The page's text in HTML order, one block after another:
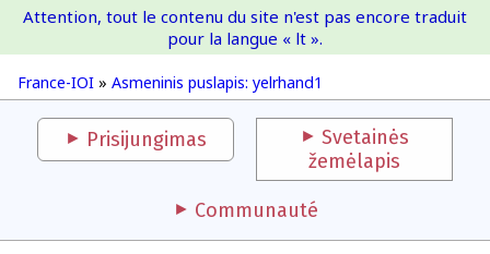
France-IOI
France-IOI » Asmeninis puslapis: yelrhand1
Attention, tout le contenu du site n'est pas encore traduit
pour la langue « lt ».
Prisijungimas
Svetainės
žemėlapis
Communauté